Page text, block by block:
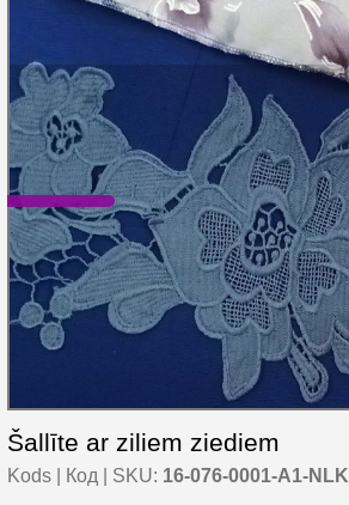
Šallīte ar ziliem ziediem
Kods | Код | SKU: 16-076-0001-A1-NLK